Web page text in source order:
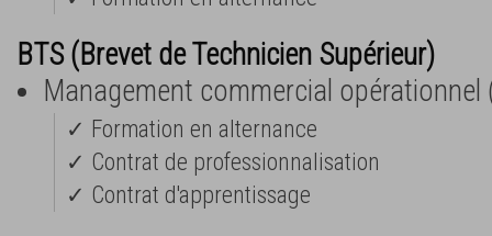
BTS (Brevet de Technicien Supérieur)
Management commercial opérationnel
✓ Formation en alternance
✓ Contrat de professionnalisation
✓ Contrat d'apprentissage